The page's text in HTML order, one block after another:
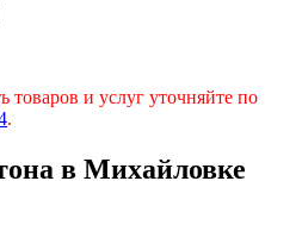
товаров и услуг уточняйте по
.
в Михайловке